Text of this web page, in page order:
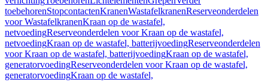
toebehorenStopcontactenKranenWastafelkranenReserveonderdelen
voor WastafelkranenKraan op de wastafel,
netvoedingReserveonderdelen voor Kraan op de wastafel,
netvoedingKraan op de wastafel, batterijvoedingReserveonderdelen
voor Kraan op de wastafel, batterijvoedingKraan op de wastafel,
generatorvoedingReserveonderdelen voor Kraan op de wastafel,
generatorvoedingKraan op de wastafel,